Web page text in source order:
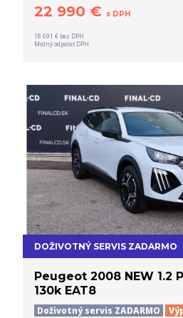
22 990 € s DPH
18 691 € bez DPH
Možný odpočet DPH
DOŽIVOTNÝ SERVIS ZADARMO
Peugeot 2008 NEW 1.2
130k EAT8
Doživotný servis ZADARMO